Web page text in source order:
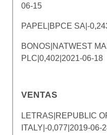
06-15
PAPEL|BPCE SA|-
BONOS|NATWEST
PLC|0,402|2021-06-18
VENTAS
LETRAS|REPUBLIC
ITALY|-0,077|2019-06-